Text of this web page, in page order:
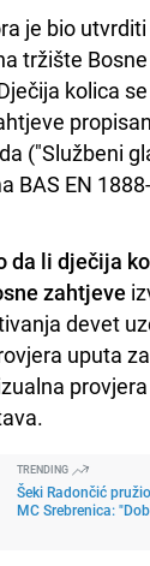
je bio
tržište
kolica
("Službeni
BAS EN
da li dječija
zahtjeve
devet
uputa
TRENDING
Šeki Radončić
MC Srebrenica: